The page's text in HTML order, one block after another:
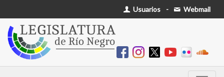
Usuarios - Webmail